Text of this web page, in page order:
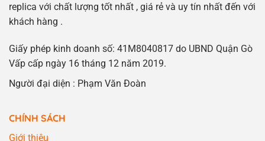
replica với chất lượng tốt nhất , giá rẻ và uy tín nhất đến với
khách hàng .
Giấy phép kinh doanh số: 41M8040817 do UBND Quận Gò
Vấp cấp ngày 16 tháng 12 năm 2019.
Người đại diện : Phạm Văn Đoàn
CHÍNH SÁCH
Giới thiệu